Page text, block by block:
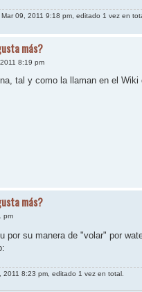
Mar 09, 2011 9:18 pm, editado 1 vez en
más?
8:19 pm
tal y como la llaman en el Wiki
más?
pm
por su manera de "volar" por
2011 8:23 pm, editado 1 vez en total.